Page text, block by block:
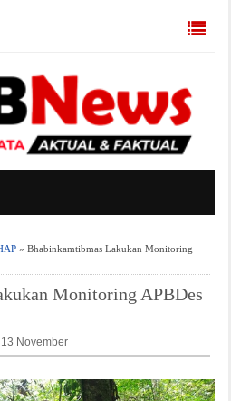
» Bhabinkamtibmas Lakukan Monitoring
Monitoring APBDes
13 November